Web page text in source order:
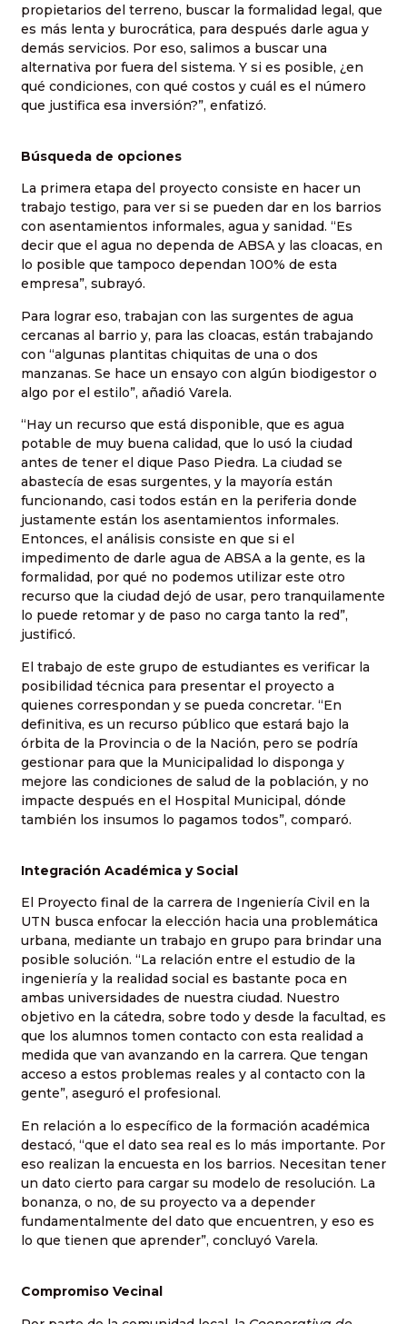
propietarios del terreno, buscar la formalidad legal, que
es más lenta y burocrática, para después darle agua y
demás servicios. Por eso, salimos a buscar una
alternativa por fuera del sistema. Y si es posible, ¿en
qué condiciones, con qué costos y cuál es el número
que justifica esa inversión?”, enfatizó.
Búsqueda de opciones
La primera etapa del proyecto consiste en hacer un
trabajo testigo, para ver si se pueden dar en los barrios
con asentamientos informales, agua y sanidad. “Es
decir que el agua no dependa de ABSA y las cloacas, en
lo posible que tampoco dependan 100% de esta
empresa”, subrayó.
Para lograr eso, trabajan con las surgentes de agua
cercanas al barrio y, para las cloacas, están trabajando
con “algunas plantitas chiquitas de una o dos
manzanas. Se hace un ensayo con algún biodigestor o
algo por el estilo”, añadió Varela.
“Hay un recurso que está disponible, que es agua
potable de muy buena calidad, que lo usó la ciudad
antes de tener el dique Paso Piedra. La ciudad se
abastecía de esas surgentes, y la mayoría están
funcionando, casi todos están en la periferia donde
justamente están los asentamientos informales.
Entonces, el análisis consiste en que si el
impedimento de darle agua de ABSA a la gente, es la
formalidad, por qué no podemos utilizar este otro
recurso que la ciudad dejó de usar, pero tranquilamente
lo puede retomar y de paso no carga tanto la red”,
justificó.
El trabajo de este grupo de estudiantes es verificar la
posibilidad técnica para presentar el proyecto a
quienes correspondan y se pueda concretar. “En
definitiva, es un recurso público que estará bajo la
órbita de la Provincia o de la Nación, pero se podría
gestionar para que la Municipalidad lo disponga y
mejore las condiciones de salud de la población, y no
impacte después en el Hospital Municipal, dónde
también los insumos lo pagamos todos”, comparó.
Integración Académica y Social
El Proyecto final de la carrera de Ingeniería Civil en la
UTN busca enfocar la elección hacia una problemática
urbana, mediante un trabajo en grupo para brindar una
posible solución. “La relación entre el estudio de la
ingeniería y la realidad social es bastante poca en
ambas universidades de nuestra ciudad. Nuestro
objetivo en la cátedra, sobre todo y desde la facultad, es
que los alumnos tomen contacto con esta realidad a
medida que van avanzando en la carrera. Que tengan
acceso a estos problemas reales y al contacto con la
gente”, aseguró el profesional.
En relación a lo específico de la formación académica
destacó, “que el dato sea real es lo más importante. Por
eso realizan la encuesta en los barrios. Necesitan tener
un dato cierto para cargar su modelo de resolución. La
bonanza, o no, de su proyecto va a depender
fundamentalmente del dato que encuentren, y eso es
lo que tienen que aprender”, concluyó Varela.
Compromiso Vecinal